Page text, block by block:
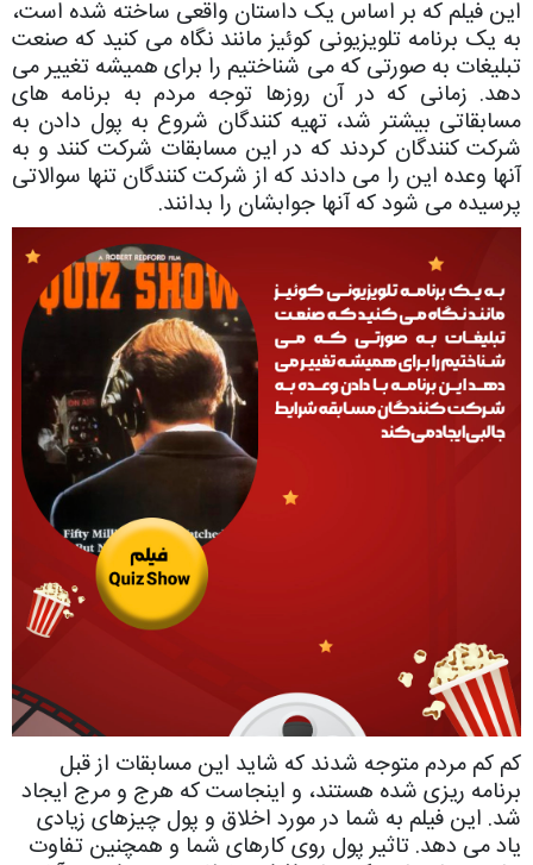
این فیلم که بر اساس یک داستان واقعی ساخته شده است،
به یک برنامه تلویزیونی کوئیز مانند نگاه می کنید که صنعت
تبلیغات به صورتی که می شناختیم را برای همیشه تغییر می
دهد. زمانی که در آن روزها توجه مردم به برنامه های
مسابقاتی بیشتر شد، تهیه کنندگان شروع به پول دادن به
شرکت کنندگان کردند که در این مسابقات شرکت کنند و به
آنها وعده این را می دادند که از شرکت کنندگان تنها سوالاتی
پرسیده می شود که آنها جوابشان را بدانند.
کم کم مردم متوجه شدند که شاید این مسابقات از قبل
برنامه ریزی شده هستند، و اینجاست که هرج و مرج ایجاد
شد. این فیلم به شما در مورد اخلاق و پول چیزهای زیادی
یاد می دهد. تاثیر پول روی کارهای شما و همچنین تفاوت